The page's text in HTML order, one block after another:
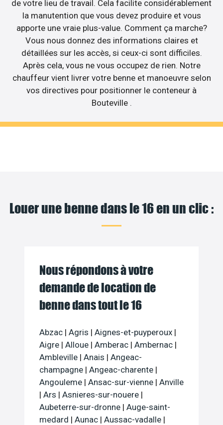
de votre lieu de travail. Cela facilite considérablement
la manutention que vous devez produire et vous
apporte une vraie plus-value. Comment ça marche?
Vous nous donnez des informations claires et
détaillées sur les accès, si ceux-ci sont difficiles.
Après cela, vous ne vous occupez de rien. Notre
chauffeur vient livrer votre benne et manoeuvre selon
vos directives pour positionner le conteneur à
Bouteville .
Louer une benne dans le 16 en un clic :
Nous répondons à votre
demande de location de
benne dans tout le 16
Abzac | Agris | Aignes-et-puyperoux |
Aigre | Alloue | Amberac | Ambernac |
Ambleville | Anais | Angeac-
champagne | Angeac-charente |
Angouleme | Ansac-sur-vienne | Anville
| Ars | Asnieres-sur-nouere |
Aubeterre-sur-dronne | Auge-saint-
medard | Aunac | Aussac-vadalle |